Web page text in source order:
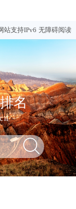
站支持IPv6 无障碍阅读
名